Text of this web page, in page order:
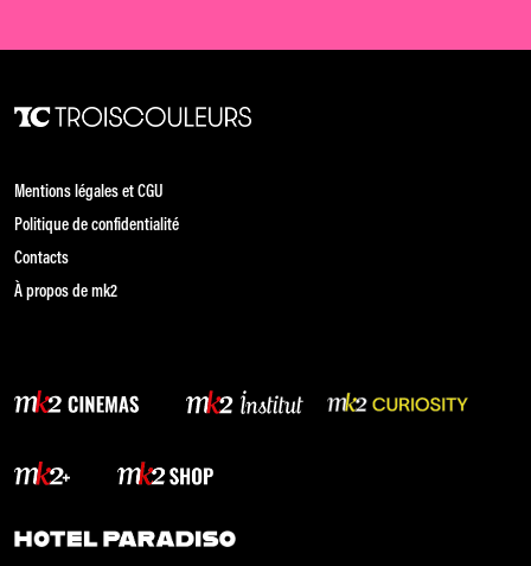
Mentions légales et CGU
Politique de confidentialité
Contacts
À propos de mk2